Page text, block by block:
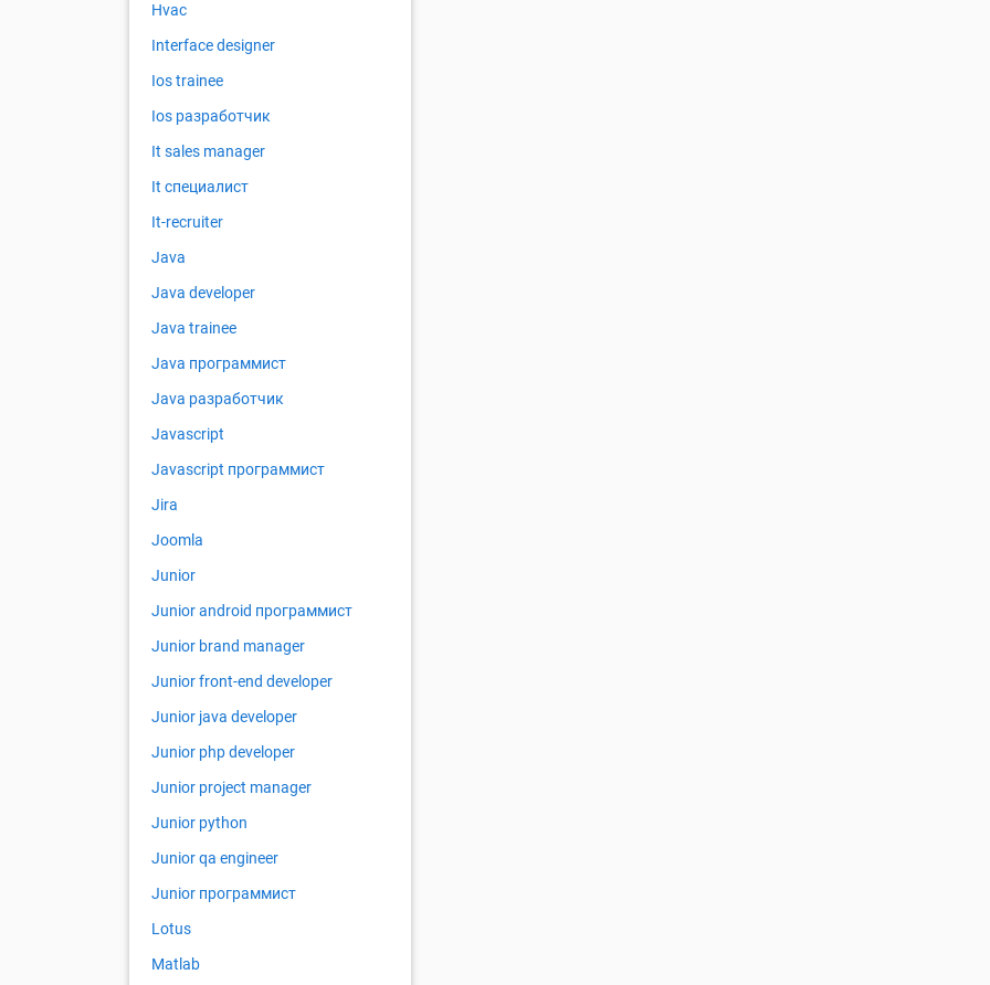
Hvac
Interface designer
Ios trainee
Ios разработчик
It sales manager
It специалист
It-recruiter
Java
Java developer
Java trainee
Java программист
Java разработчик
Javascript
Javascript программист
Jira
Joomla
Junior
Junior android программист
Junior brand manager
Junior front-end developer
Junior java developer
Junior php developer
Junior project manager
Junior python
Junior qa engineer
Junior программист
Lotus
Matlab